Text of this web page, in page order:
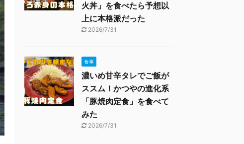
火丼」を食べたら予想以
上に本格派だった
2026/7/31
食事
濃いめ甘辛タレでご飯が
ススム！かつやの進化系
「豚焼肉定食」を食べて
みた
2026/7/31